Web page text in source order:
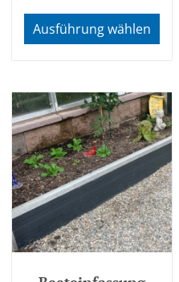
Ausführung wählen